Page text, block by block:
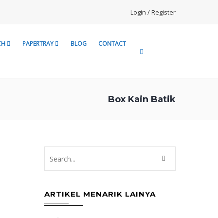
Login / Register
PAPERTRAY BLOG CONTACT
Box Kain Batik
ARTIKEL MENARIK LAINYA